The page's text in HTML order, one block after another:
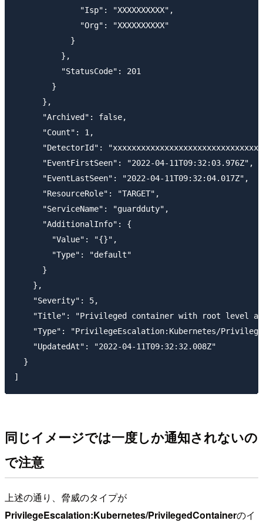
              "Isp": "XXXXXXXXXX",
              "Org": "XXXXXXXXXX"
            }
          },
          "StatusCode": 201
        }
      },
      "Archived": false,
      "Count": 1,
"DetectorId":
      "EventFirstSeen": "2022-04-11T09:32:03.976Z",
      "EventLastSeen": "2022-04-11T09:32:04.017Z",
      "ResourceRole": "TARGET",
      "ServiceName": "guardduty",
      "AdditionalInfo": {
        "Value": "{}",
        "Type": "default"
      }
    },
    "Severity": 5,
"Title": "Privileged container with root level
"Type": "PrivilegeEscalation:Kubernetes/
    "UpdatedAt": "2022-04-11T09:32:32.008Z"
  }
同じイメージでは一度しか通知されないの
で注意
上述の通り、脅威のタイプが
PrivilegeEscalation:Kubernetes/PrivilegedContainerのイ